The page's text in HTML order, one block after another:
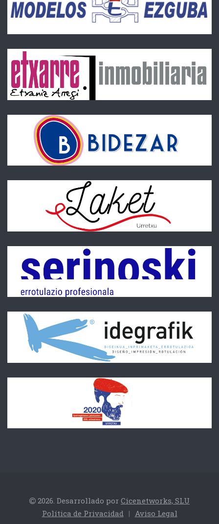
2026. Desarrollado por Cicenetworks, SLU
Política de Privacidad | Aviso Legal